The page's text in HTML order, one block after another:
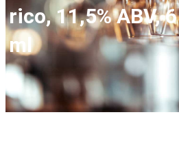
rico, 11,5% ABV,
ml